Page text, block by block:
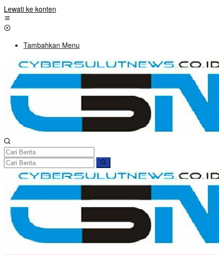
Lewati ke konten
Tambahkan Menu